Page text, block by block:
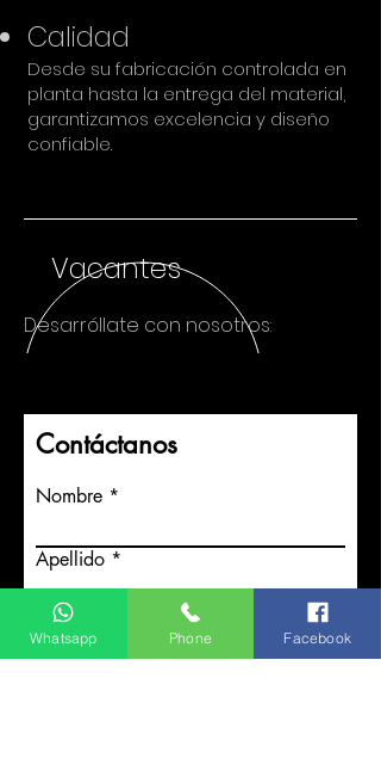
Calidad
Desde su fabricación controlada en
planta hasta la entrega del material,
garantizamos excelencia y diseño
confiable.
Vacantes
Desarróllate con nosotros:
Contáctanos
Nombre
Apellido
WhatsApp
Whatsapp Phone Facebook